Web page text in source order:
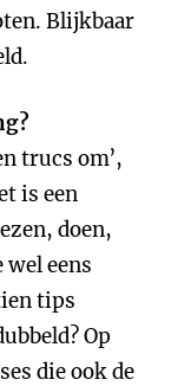
Blijkbaar
trucs om’,
is een
doen,
eens
tips
Op
die ook de